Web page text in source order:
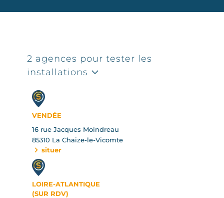
2 agences pour tester les
installations
VENDÉE
16 rue Jacques Moindreau
85310 La Chaize-le-Vicomte
situer
LOIRE-ATLANTIQUE
(SUR RDV)